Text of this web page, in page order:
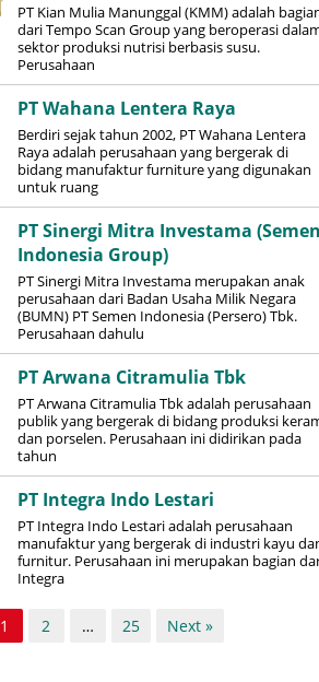
PT Kian Mulia Manunggal (KMM) adalah
dari Tempo Scan Group yang beroperasi
sektor produksi nutrisi berbasis susu.
Perusahaan
PT Wahana Lentera Raya
Berdiri sejak tahun 2002, PT Wahana Lentera
Raya adalah perusahaan yang bergerak di
bidang manufaktur furniture yang digunakan
untuk ruang
PT Sinergi Mitra Investama (Semen
Indonesia Group)
PT Sinergi Mitra Investama merupakan anak
perusahaan dari Badan Usaha Milik Negara
(BUMN) PT Semen Indonesia (Persero) Tbk.
Perusahaan dahulu
PT Arwana Citramulia Tbk
PT Arwana Citramulia Tbk adalah perusahaan
publik yang bergerak di bidang produksi
dan porselen. Perusahaan ini didirikan pada
tahun
PT Integra Indo Lestari
PT Integra Indo Lestari adalah perusahaan
manufaktur yang bergerak di industri kayu
furnitur. Perusahaan ini merupakan bagian
Integra
1 2 … 25 Next »